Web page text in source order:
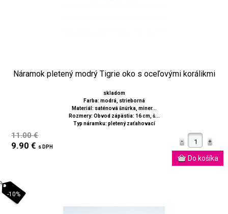
Náramok pletený modrý Tigrie oko s oceľovými korálikmi
skladom
Farba: modrá, strieborná
Materiál: saténová šnúrka, miner...
Rozmery: Obvod zápästia: 16 cm, š...
Typ náramku: pletený zaťahovací
11.00 €
9.90 € s DPH
-10%